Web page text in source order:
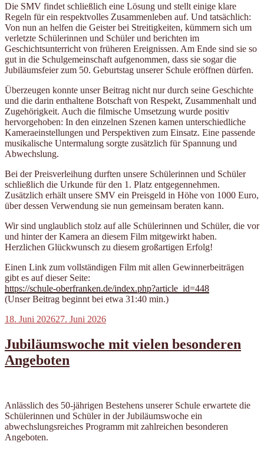
Die SMV findet schließlich eine Lösung und stellt einige klare
Regeln für ein respektvolles Zusammenleben auf. Und tatsächlich:
Von nun an helfen die Geister bei Streitigkeiten, kümmern sich um
verletzte Schülerinnen und Schüler und berichten im
Geschichtsunterricht von früheren Ereignissen. Am Ende sind sie so
gut in die Schulgemeinschaft aufgenommen, dass sie sogar die
Jubiläumsfeier zum 50. Geburtstag unserer Schule eröffnen dürfen.
Überzeugen konnte unser Beitrag nicht nur durch seine Geschichte
und die darin enthaltene Botschaft von Respekt, Zusammenhalt und
Zugehörigkeit. Auch die filmische Umsetzung wurde positiv
hervorgehoben: In den einzelnen Szenen kamen unterschiedliche
Kameraeinstellungen und Perspektiven zum Einsatz. Eine passende
musikalische Untermalung sorgte zusätzlich für Spannung und
Abwechslung.
Bei der Preisverleihung durften unsere Schülerinnen und Schüler
schließlich die Urkunde für den 1. Platz entgegennehmen.
Zusätzlich erhält unsere SMV ein Preisgeld in Höhe von 1000 Euro,
über dessen Verwendung sie nun gemeinsam beraten kann.
Wir sind unglaublich stolz auf alle Schülerinnen und Schüler, die vor
und hinter der Kamera an diesem Film mitgewirkt haben.
Herzlichen Glückwunsch zu diesem großartigen Erfolg!
Einen Link zum vollständigen Film mit allen Gewinnerbeiträgen
gibt es auf dieser Seite:
https://schule-oberfranken.de/index.php?article_id=448
(Unser Beitrag beginnt bei etwa 31:40 min.)
Veröffentlicht
18. Juni 202627. Juni 2026
Jubiläumswoche mit vielen besonderen
Angeboten
Anlässlich des 50-jährigen Bestehens unserer Schule erwartete die
Schülerinnen und Schüler in der Jubiläumswoche ein
abwechslungsreiches Programm mit zahlreichen besonderen
Angeboten.